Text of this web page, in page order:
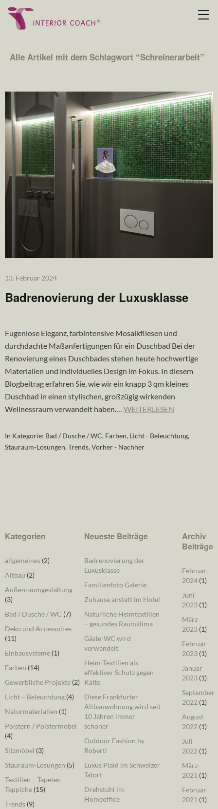
Alle Artikel mit dem Schlagwort “Schreinerarbeit”
13. Februar 2024
Badrenovierung der Luxusklasse
Fugenlose Eleganz, farbintensive Mosaikfliesen und
durchdachte Maßanfertigungen für ein Duschbad Bei der
Renovierung eines Duschbades stehen heute hochwertige
Materialien und individuelles Design im Fokus. In diesem
Blogbeitrag erfahren Sie, wie wir ein knapp 3 qm kleines
Duschbad in einen stylischen, großzügig wirkenden
Wellnessraum verwandelt haben.… WEITERLESEN
In Kategorie: Bad / Dusche / WC, Farben, Licht - Beleuchtung,
Stauraum-Lösungen,Trends,Vorher - Nachher
Kategorien
allgemeines (2)
Altbau (2)
Außenraumgestaltung
(3)
Bad / Dusche / WC (7)
Deko und Accessoires
(11)
Einbausysteme (1)
Farben (14)
Gewerbliche Projekte (2)
Licht – Beleuchtung (4)
Naturmaterialien (1)
Polstern / Polstermöbel
(4)
Sitzmöbel (3)
Stauraum-Lösungen (5)
Textilien – Tapeten –
Teppiche (15)
Trends (9)
Neueste Beiträge
Badrenovierung der
Luxusklasse
Familienfoto Galerie
Zuhause anstatt im Hotel
Natürliche Heimtextilien
– gesundes Raumklima
Gäste-WC wird
verwandelt
Heim-Textilien als
effektiver Schutz gegen
Kälte
Diese Frankfurter
Altbauwohnung wird seit
10 Jahren immer
schöner
Outdoor Fashion by
Roberti
Luxus Plaid im Schweizer
Tatort
Drehstuhl im
Homeoffice
Archiv
Beiträge
Februar
2024(1)
Juni
2023(1)
März
2023(1)
Februar
2023(1)
Januar
2023(1)
September
2022 (1)
August
2022 (1)
Juli
2022 (1)
März
2021 (1)
Februar
2021 (1)